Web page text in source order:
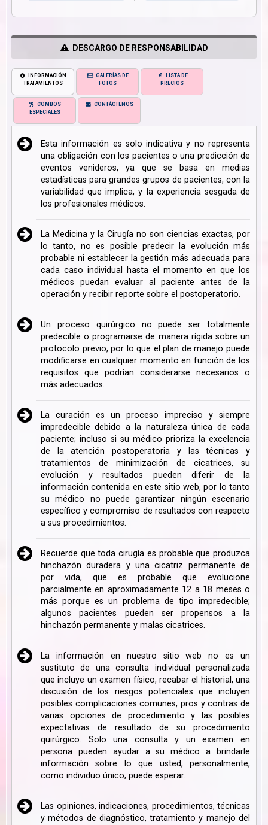
DESCARGO DE RESPONSABILIDAD
INFORMACIÓN
TRATAMIENTOS
GALERÍAS DE
FOTOS
LISTA DE
PRECIOS
COMBOS
ESPECIALES
CONTÁCTENOS
Esta información es solo indicativa y no representa
una obligación con los pacientes o una predicción de
eventos venideros, ya que se basa en medias
estadísticas para grandes grupos de pacientes, con la
variabilidad que implica, y la experiencia sesgada de
los profesionales médicos.
La Medicina y la Cirugía no son ciencias exactas, por
lo tanto, no es posible predecir la evolución más
probable ni establecer la gestión más adecuada para
cada caso individual hasta el momento en que los
médicos puedan evaluar al paciente antes de la
operación y recibir reporte sobre el postoperatorio.
Un proceso quirúrgico no puede ser totalmente
predecible o programarse de manera rígida sobre un
protocolo previo, por lo que el plan de manejo puede
modificarse en cualquier momento en función de los
requisitos que podrían considerarse necesarios o
más adecuados.
La curación es un proceso impreciso y siempre
impredecible debido a la naturaleza única de cada
paciente; incluso si su médico prioriza la excelencia
de la atención postoperatoria y las técnicas y
tratamientos de minimización de cicatrices, su
evolución y resultados pueden diferir de la
información contenida en este sitio web, por lo tanto
su médico no puede garantizar ningún escenario
específico y compromiso de resultados con respecto
a sus procedimientos.
Recuerde que toda cirugía es probable que produzca
hinchazón duradera y una cicatriz permanente de
por vida, que es probable que evolucione
parcialmente en aproximadamente 12 a 18 meses o
más porque es un problema de tipo impredecible;
algunos pacientes pueden ser propensos a la
hinchazón permanente y malas cicatrices.
La información en nuestro sitio web no es un
sustituto de una consulta individual personalizada
que incluye un examen físico, recabar el historial, una
discusión de los riesgos potenciales que incluyen
posibles complicaciones comunes, pros y contras de
varias opciones de procedimiento y las posibles
expectativas de resultado de su procedimiento
quirúrgico. Solo una consulta y un examen en
persona pueden ayudar a su médico a brindarle
información sobre lo que usted, personalmente,
como individuo único, puede esperar.
Las opiniones, indicaciones, procedimientos, técnicas
y métodos de diagnóstico, tratamiento y manejo del